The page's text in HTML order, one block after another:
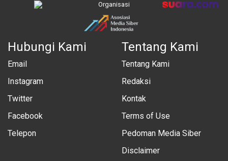
Organisasi
Hubungi Kami
Email
Instagram
Twitter
Facebook
Telepon
Tentang Kami
Tentang Kami
Redaksi
Kontak
Terms of Use
Pedoman Media Siber
Disclaimer